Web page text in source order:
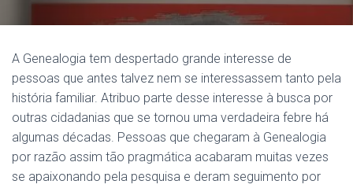
Ç
A Genealogia tem despertado grande interesse de
pessoas que antes talvez nem se interessassem tanto pela
história familiar. Atribuo parte desse interesse à busca por
outras cidadanias que se tornou uma verdadeira febre há
algumas décadas. Pessoas que chegaram à Genealogia
por razão assim tão pragmática acabaram muitas vezes
se apaixonando pela pesquisa e deram seguimento por